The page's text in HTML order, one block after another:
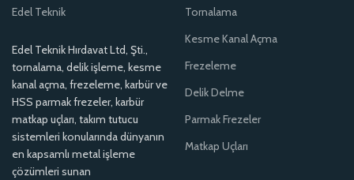
Edel Teknik
Edel Teknik Hırdavat Ltd, Şti.,
tornalama, delik işleme, kesme
kanal açma, frezeleme, karbür ve
HSS parmak frezeler, karbür
matkap uçları, takım tutucu
sistemleri konularında dünyanın
en kapsamlı metal işleme
çözümleri sunan
Tornalama
Kesme Kanal Açma
Frezeleme
Delik Delme
Parmak Frezeler
Matkap Uçları